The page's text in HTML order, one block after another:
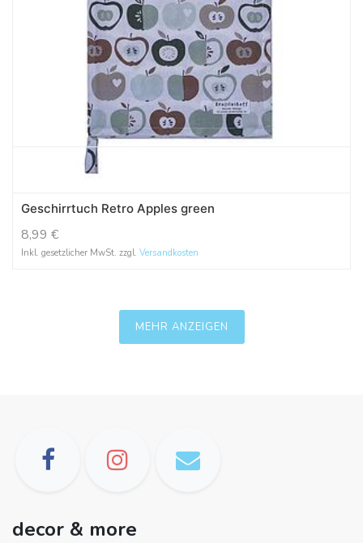
Geschirrtuch Retro Apples green
8,99 €
Inkl. gesetzlicher MwSt. zzgl. Versandkosten
MEHR ANZEIGEN
decor & more